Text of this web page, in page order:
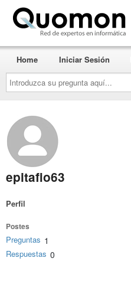
Introduzca
su
pregunta
aquí...
Home Iniciar Sesión
epitafio63
Perfil
Postes
Preguntas 1
Respuestas 0